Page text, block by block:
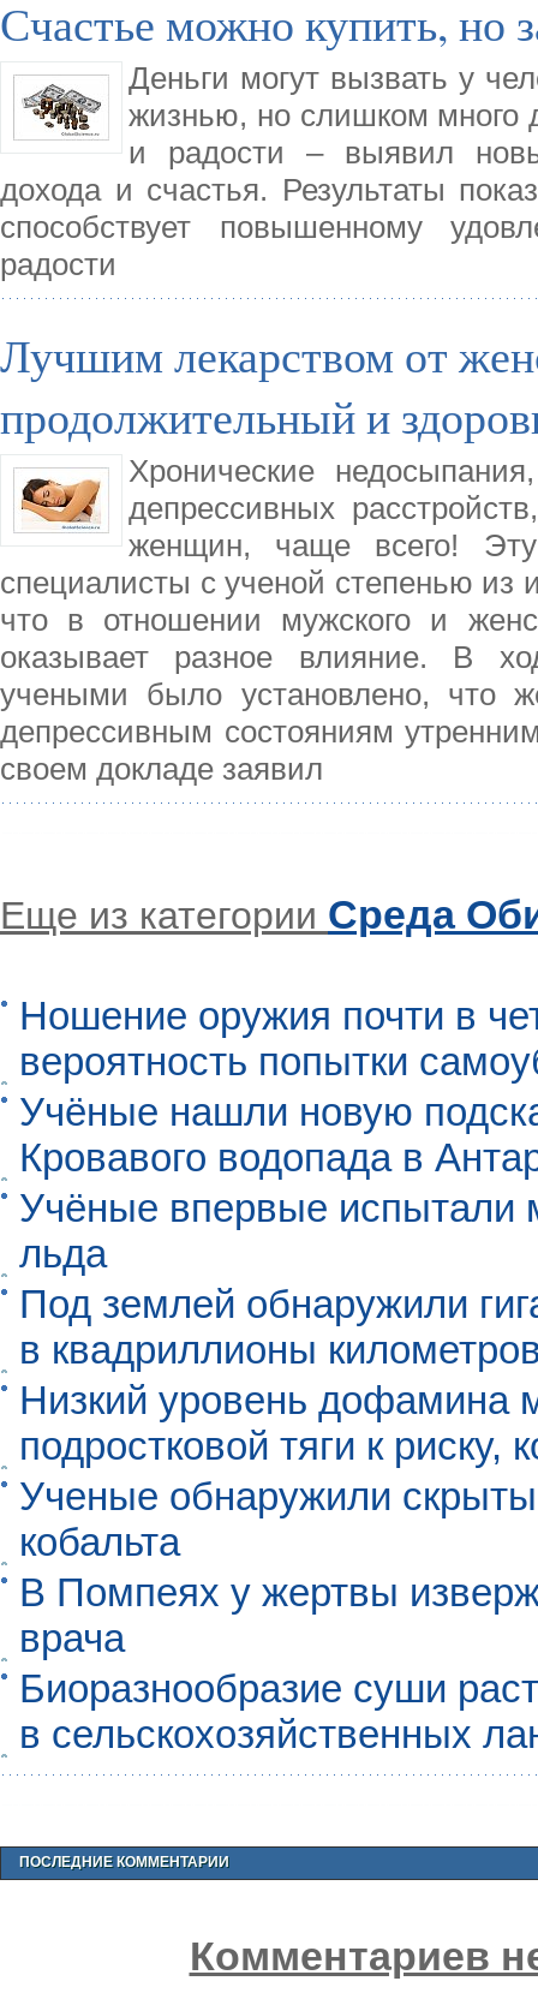
Счастье можно купить, но
Деньги могут вызвать у
жизнью, но слишком много
и радости – выявил
дохода и счастья. Результаты
способствует повышенному
радости
Лучшим лекарством от
продолжительный и
Хронические
депрессивных
женщин, чаще всего!
специалисты с ученой степенью из
что в отношении мужского и
оказывает разное влияние. В
учеными было установлено, что
депрессивным состояниям
своем докладе заявил
Еще из категории Среда
Ношение оружия почти в
вероятность попытки
Учёные нашли новую
Кровавого водопада в
Учёные впервые испытали
льда
Под землей обнаружили
в квадриллионы
Низкий уровень дофамина
подростковой тяги к риску,
Ученые обнаружили
кобальта
В Помпеях у жертвы
врача
Биоразнообразие суши
в сельскохозяйственных
ПОСЛЕДНИЕ КОММЕНТАРИИ
Комментариев